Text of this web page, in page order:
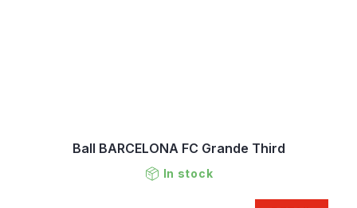
Ball BARCELONA FC Grande Third
In stock